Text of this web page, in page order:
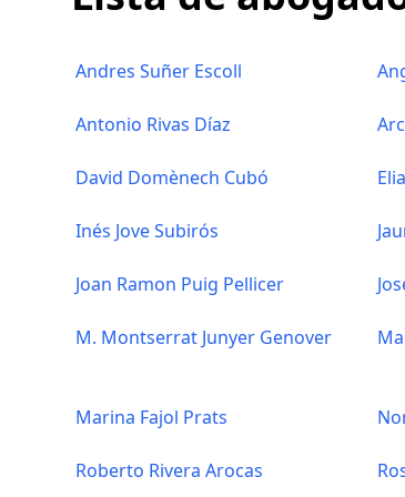
Andres Suñer Escoll
Antonio Rivas Díaz
David Domènech Cubó
Inés Jove Subirós
Joan Ramon Puig Pellicer
M. Montserrat Junyer Genover
Marina Fajol Prats
Roberto Rivera Arocas